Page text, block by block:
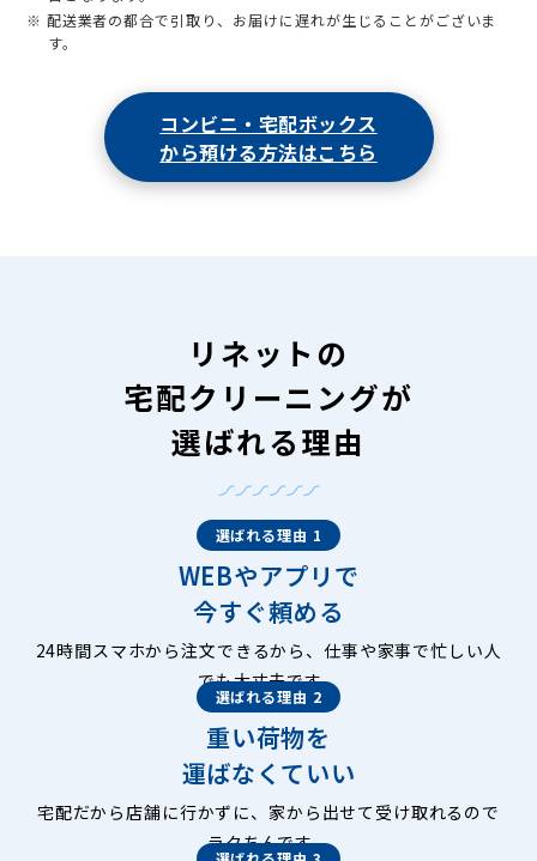
※ 配送業者の都合で引取り、お届けに遅れが生じることがございま
す。
コンビニ・宅配ボックス
から預ける方法はこちら
リネットの
宅配クリーニングが
選ばれる理由
選ばれる理由 1
WEBやアプリで
今すぐ頼める
24時間スマホから注文できるから、仕事や家事で忙しい人
でも大丈夫です。
選ばれる理由 2
重い荷物を
運ばなくていい
宅配だから店舗に行かずに、家から出せて受け取れるので
ラクちんです。